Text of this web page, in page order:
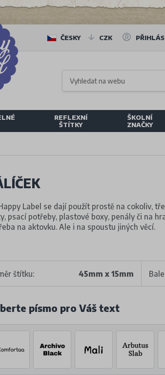
ČESKY CZK
REFLEXNÍ
ŠTÍTKY
ŠKOLNÍ
ZNAČKY
Label se dají použít prostě na cokoliv,
psací potřeby, plastové boxy, penály či na
na aktovku. Ale i na spoustu jiných věcí.
štítku: 45mm x 15mm
písmo pro Váš text